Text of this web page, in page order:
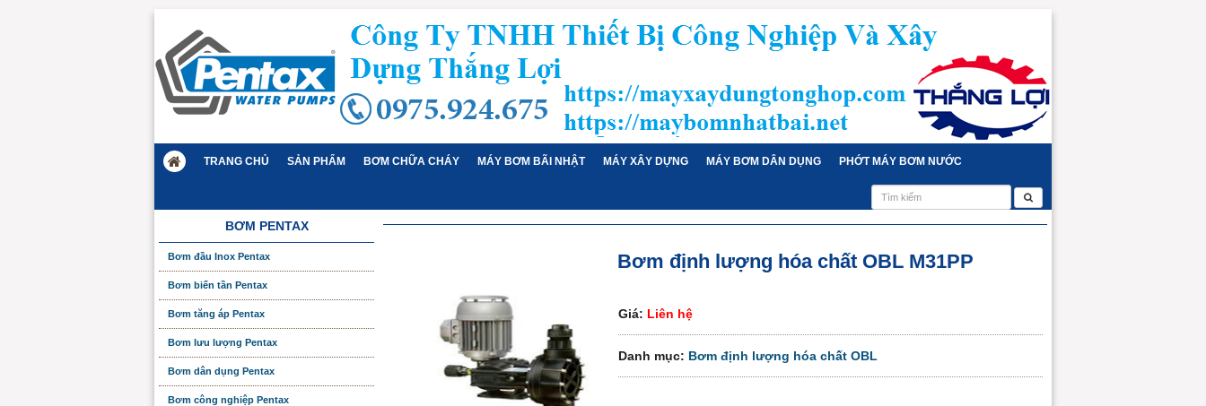
TRANG CHỦ SẢN PHẨM BƠM CHỮA CHÁY MÁY BƠM BÃI NHẬT MÁY XÂY DỰNG MÁY BƠM DÂN DỤNG PHỚT MÁY BƠM NƯỚC
Bơm định lượng hóa chất OBL M31PP
Giá: Liên hệ
Danh mục: Bơm định lượng hóa chất OBL
BƠM PENTAX
Bơm đầu Inox Pentax
Bơm biến tần Pentax
Bơm tăng áp Pentax
Bơm lưu lượng Pentax
Bơm dân dụng Pentax
Bơm công nghiệp Pentax